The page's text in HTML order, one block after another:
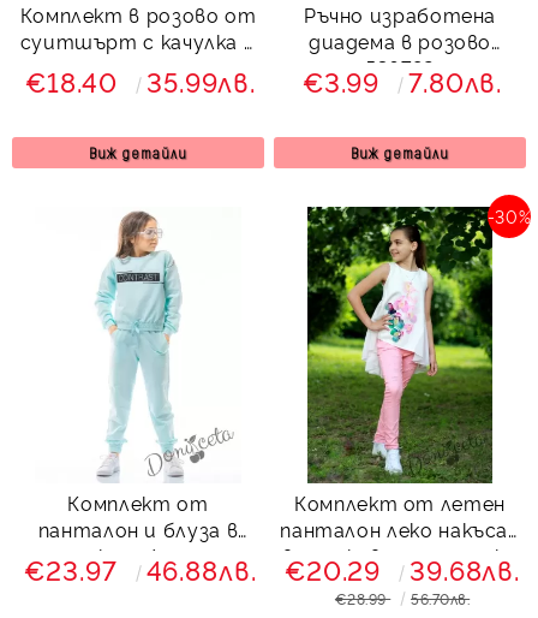
Комплект в розово от
суитшърт с качулка и
долнище
€18.40 35.99лв.
Виж детайли
Ръчно изработена
диадема в розово
536782
€3.99 7.80лв.
Виж детайли
Комплект от
панталон и блуза в
тюркоаз/мента
€23.97 46.88лв.
Комплект от летен
панталон леко накъсан
в прасковено с туника
с орхидеи
-30%
€20.29 39.68лв.
€28.99 56.70лв.